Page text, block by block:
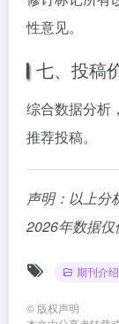
性意见。
七、投稿
综合数据分析，
推荐投稿。
声明：以上分
2026年数据仅
期刊介绍
© 版权声明